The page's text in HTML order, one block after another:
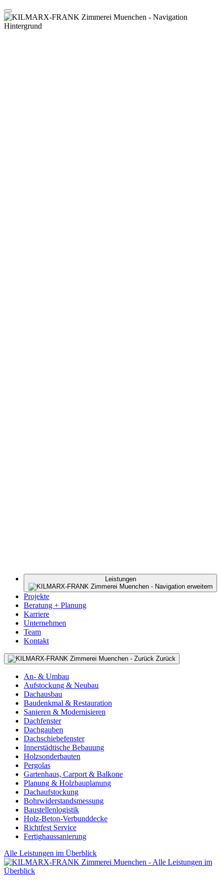
Leistungen
Projekte
Beratung + Planung
Karriere
Unternehmen
Team
Kontakt
Zurück
An- & Umbau
Aufstockung & Neubau
Dachausbau
Baudenkmal & Restauration
Sanieren & Modernisieren
Dachfenster
Dachgauben
Dachschiebefenster
Innerstädtische Bebauung
Holzsonderbauten
Pergolas
Gartenhaus, Carport & Balkone
Planung & Holzbauplanung
Dachaufstockung
Bohrwiderstandsmessung
Baustellenlogistik
Holz-Beton-Verbunddecke
Richtfest Service
Fertighaussanierung
Alle Leistungen im Überblick